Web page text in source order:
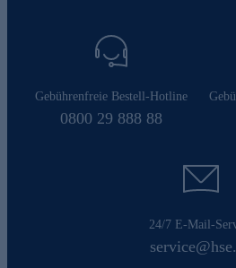
Gebührenfreie Bestell-Hotline
0800 29 888 88
24/7 E-Mail-